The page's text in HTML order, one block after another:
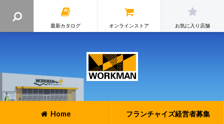
最新カタログ オンラインストア お気に入り店舗
Home フランチャイズ経営者募集